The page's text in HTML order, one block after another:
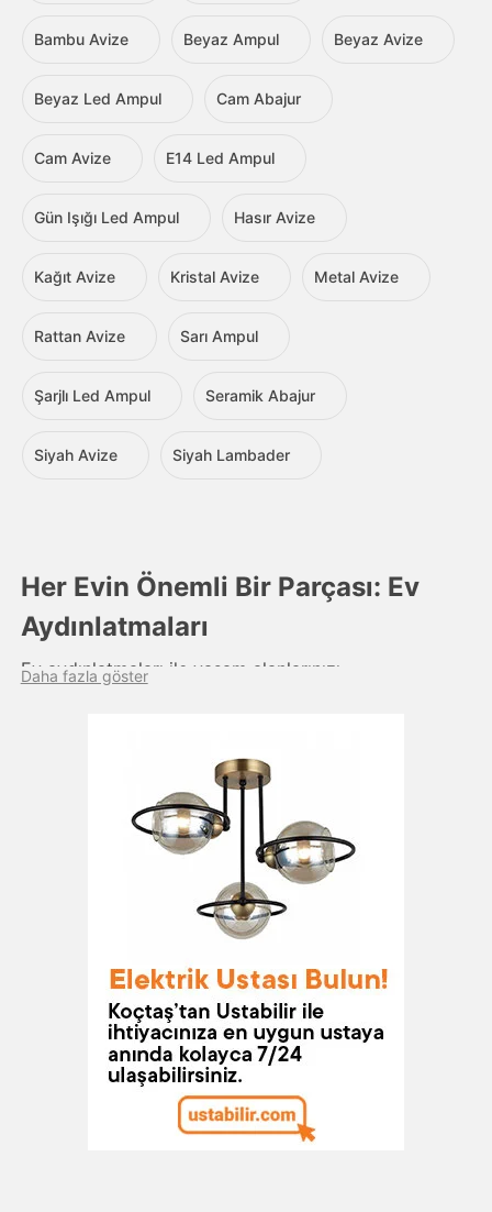
Her Evin Önemli Bir Parçası: Ev
Aydınlatmaları
Ev aydınlatmaları ile yaşam alanlarınızı
yaşam alanlarının atmosferini önemli ölçüde
etkileyebilir. Bir evi dekore ederken birlikte uyumlu bir
şekilde çalışması gereken çok sayıda unsur vardır ve
ev aydınlatma ürünleri de evlerin önemli parçaları
arasında yer alır. Ev aydınlatmaları kendi içinde farklı
amaçlara hizmet etse de yaşam alanlarının estetiği ve
fonksiyonelliği açısından önemleri göz ardı
Odaların stratejik noktalarına ev aydınlatma ürünleri
ekleyerek odalarınızın daha ferah hale gelmesini
sağlayabilirsiniz. Ayrıca ışık, ruh halini de etkileyen
önemli unsurlar arasında yer alır. Mutfaklardan yatak
odalarına, oturma odalarından salonlara kadar evlerin
her yerinde kritik bir role sahip olan ev aydınlatmaları,
Daha fazla göster
Bambu Avize Beyaz Ampul Beyaz Avize
Beyaz Led Ampul Cam Abajur
Cam Avize E14 Led Ampul
Gün Işığı Led Ampul Hasır Avize
Kağıt Avize Kristal Avize Metal Avize
Rattan Avize Sarı Ampul
Şarjlı Led Ampul Seramik Abajur
Siyah Avize Siyah Lambader